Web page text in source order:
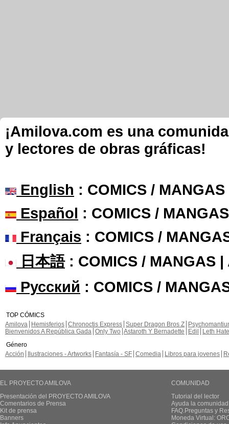
¡Amilova.com es una
y lectores de obras gráficas!
English : COMICS /
Español : COMICS /
Français : COMICS /
日本語: COMICS / MANGAS |
Русский : COMICS /
TOP CÓMICS
Amilova
Hemisferios Chronoctis Express Super Dragon Bros Z
Bienvenidos A República Gada Only Two Astaroth Y Bernadette Edil
Leth Hate
Género
Acción
Ilustraciones - Artworks Fantasía - SF Comedia Libros para jovenes
EL PROYECTO AMILOVA
Presentación del PROYECTO AMILOVA
Comentarios de Prensa
Kit de prensa
Banners
COMUNIDAD
Tutorial del lector
Ayuda la
FAQ.Preguntas y
Moneda Virtual: